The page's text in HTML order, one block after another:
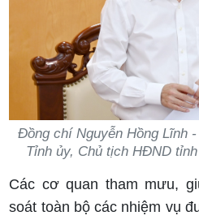
Đồng chí Nguyễn Hồng Lĩnh
Tỉnh ủy, Chủ tịch HĐND
Các cơ quan tham mưu,
soát toàn bộ các nhiệm vụ